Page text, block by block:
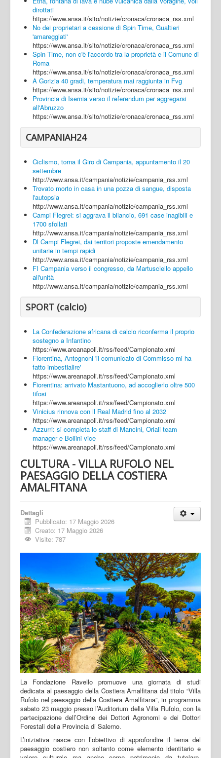
Napoli
Salerno
Login
dirottati
https://www.ansa.it/sito/notizie/cronaca/cronaca_rss.xml
No dei proprietari a cessione di Spin Time, Gualtieri
'amareggiati'
https://www.ansa.it/sito/notizie/cronaca/cronaca_rss.xml
Spin Time, non c'è l'accordo tra la proprietà e il Comune di
Roma
https://www.ansa.it/sito/notizie/cronaca/cronaca_rss.xml
A Gorizia 40 gradi, temperatura mai raggiunta in Fvg
https://www.ansa.it/sito/notizie/cronaca/cronaca_rss.xml
Provincia di Isernia verso il referendum per aggregarsi
all'Abruzzo
https://www.ansa.it/sito/notizie/cronaca/cronaca_rss.xml
CAMPANIAH24
Ciclismo, torna il Giro di Campania, appuntamento il 20
settembre
http://www.ansa.it/campania/notizie/campania_rss.xml
Trovato morto in casa in una pozza di sangue, disposta
l'autopsia
http://www.ansa.it/campania/notizie/campania_rss.xml
Campi Flegrei: si aggrava il bilancio, 691 case inagibili e
1700 sfollati
http://www.ansa.it/campania/notizie/campania_rss.xml
Dl Campi Flegrei, dai territori proposte emendamento
unitarie in tempi rapidi
http://www.ansa.it/campania/notizie/campania_rss.xml
FI Campania verso il congresso, da Martusciello appello
all'unità
http://www.ansa.it/campania/notizie/campania_rss.xml
SPORT (calcio)
La Confederazione africana di calcio riconferma il proprio
sostegno a Infantino
https://www.areanapoli.it/rss/feed/Campionato.xml
Fiorentina, Antognoni 'il comunicato di Commisso mi ha
fatto imbestialire'
https://www.areanapoli.it/rss/feed/Campionato.xml
Fiorentina: arrivato Mastantuono, ad accoglierlo oltre 500
tifosi
https://www.areanapoli.it/rss/feed/Campionato.xml
Vinicius rinnova con il Real Madrid fino al 2032
https://www.areanapoli.it/rss/feed/Campionato.xml
Azzurri: si completa lo staff di Mancini, Oriali team
manager e Bollini vice
https://www.areanapoli.it/rss/feed/Campionato.xml
CULTURA - VILLA RUFOLO NEL
PAESAGGIO DELLA COSTIERA
AMALFITANA
Dettagli
Pubblicato: 17 Maggio 2026
Creato: 17 Maggio 2026
Visite: 787
La Fondazione Ravello promuove una giornata di studi
dedicata al paesaggio della Costiera Amalfitana dal titolo “Villa
Rufolo nel paesaggio della Costiera Amalfitana”, in programma
sabato 23 maggio presso l’Auditorium della Villa Rufolo, con la
partecipazione dell’Ordine dei Dottori Agronomi e dei Dottori
Forestali della Provincia di Salerno.
L’iniziativa nasce con l’obiettivo di approfondire il tema del
paesaggio costiero non soltanto come elemento identitario e